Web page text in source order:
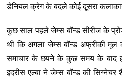
डेनियल क्रेग के बदले कोई दूसरा
कुछ साल पहले जेम्स बॉन्ड सीरीज के
थी कि अगला जेम्स बॉन्ड अफ्रीकी मूल
समाचार के छपने के कुछ समय के बाद
इदरीस एल्बा ने जेम्स बॉन्ड की